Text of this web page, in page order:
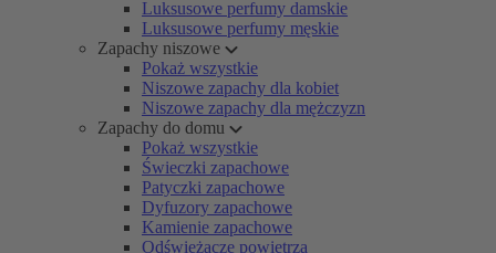
Luksusowe perfumy damskie
Luksusowe perfumy męskie
Zapachy niszowe
Pokaż wszystkie
Niszowe zapachy dla kobiet
Niszowe zapachy dla mężczyzn
Zapachy do domu
Pokaż wszystkie
Świeczki zapachowe
Patyczki zapachowe
Dyfuzory zapachowe
Kamienie zapachowe
Odświeżacze powietrza